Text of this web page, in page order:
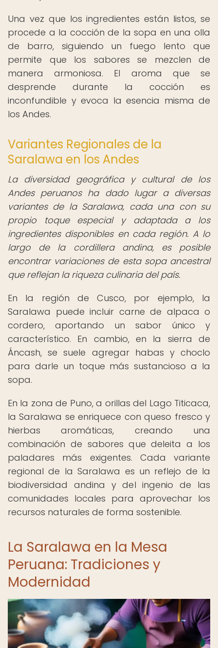
Una vez que los ingredientes están listos, se
procede a la cocción de la sopa en una olla
de barro, siguiendo un fuego lento que
permite que los sabores se mezclen de
manera armoniosa. El aroma que se
desprende durante la cocción es
inconfundible y evoca la esencia misma de
los Andes.
Variantes Regionales de la
Saralawa en los Andes
La diversidad geográfica y cultural de los
Andes peruanos ha dado lugar a diversas
variantes de la Saralawa, cada una con su
propio toque especial y adaptada a los
ingredientes disponibles en cada región. A lo
largo de la cordillera andina, es posible
encontrar variaciones de esta sopa ancestral
que reflejan la riqueza culinaria del país.
En la región de Cusco, por ejemplo, la
Saralawa puede incluir carne de alpaca o
cordero, aportando un sabor único y
característico. En cambio, en la sierra de
Áncash, se suele agregar habas y choclo
para darle un toque más sustancioso a la
sopa.
En la zona de Puno, a orillas del Lago Titicaca,
la Saralawa se enriquece con queso fresco y
hierbas aromáticas, creando una
combinación de sabores que deleita a los
paladares más exigentes. Cada variante
regional de la Saralawa es un reflejo de la
biodiversidad andina y del ingenio de las
comunidades locales para aprovechar los
recursos naturales de forma sostenible.
La Saralawa en la Mesa
Peruana: Tradiciones y
Modernidad